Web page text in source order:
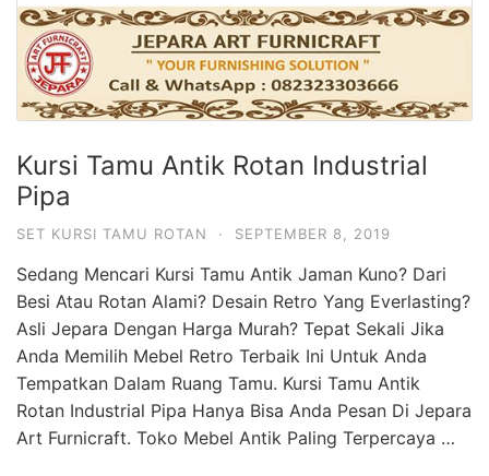
Kursi Tamu Antik Rotan Industrial
Pipa
SET KURSI TAMU ROTAN · SEPTEMBER 8, 2019
Sedang Mencari Kursi Tamu Antik Jaman Kuno? Dari
Besi Atau Rotan Alami? Desain Retro Yang Everlasting?
Asli Jepara Dengan Harga Murah? Tepat Sekali Jika
Anda Memilih Mebel Retro Terbaik Ini Untuk Anda
Tempatkan Dalam Ruang Tamu. Kursi Tamu Antik
Rotan Industrial Pipa Hanya Bisa Anda Pesan Di Jepara
Art Furnicraft. Toko Mebel Antik Paling Terpercaya …